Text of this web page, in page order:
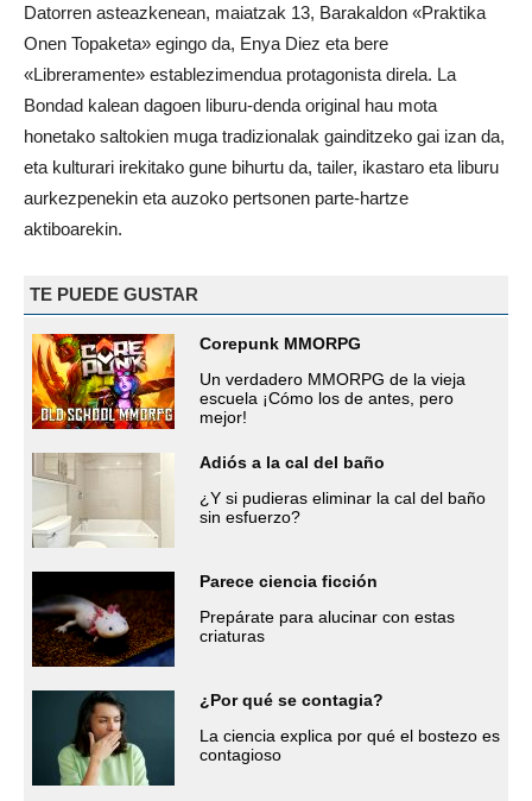
Datorren asteazkenean, maiatzak 13, Barakaldon «Praktika
Onen Topaketa» egingo da, Enya Diez eta bere
«Libreramente» establezimendua protagonista direla. La
Bondad kalean dagoen liburu-denda original hau mota
honetako saltokien muga tradizionalak gainditzeko gai izan da,
eta kulturari irekitako gune bihurtu da, tailer, ikastaro eta liburu
aurkezpenekin eta auzoko pertsonen parte-hartze
aktiboarekin.
TE PUEDE GUSTAR
Corepunk MMORPG
Un verdadero MMORPG de la vieja
escuela ¡Cómo los de antes, pero
mejor!
Adiós a la cal del baño
¿Y si pudieras eliminar la cal del baño
sin esfuerzo?
Parece ciencia ficción
Prepárate para alucinar con estas
criaturas
¿Por qué se contagia?
La ciencia explica por qué el bostezo es
contagioso